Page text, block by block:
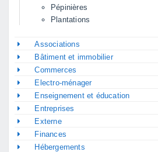
Pépinières
Plantations
Associations
Bâtiment et immobilier
Commerces
Electro-ménager
Enseignement et éducation
Entreprises
Externe
Finances
Hébergements